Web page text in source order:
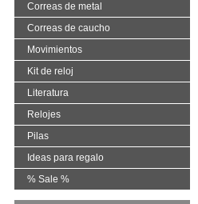
Correas de metal
Correas de caucho
Movimientos
Kit de reloj
Literatura
Relojes
Pilas
Ideas para regalo
% Sale %